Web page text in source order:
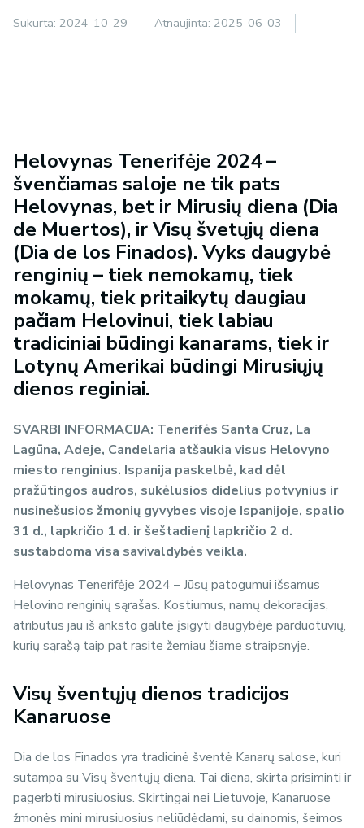
Sukurta: 2024-10-29 Atnaujinta: 2025-06-03
Helovynas Tenerifėje 2024 –
švenčiamas saloje ne tik pats
Helovynas, bet ir Mirusių diena (Dia
de Muertos), ir Visų švetųjų diena
(Dia de los Finados). Vyks daugybė
renginių – tiek nemokamų, tiek
mokamų, tiek pritaikytų daugiau
pačiam Helovinui, tiek labiau
tradiciniai būdingi kanarams, tiek ir
Lotynų Amerikai būdingi Mirusiųjų
dienos reginiai.
SVARBI INFORMACIJA: Tenerifės Santa Cruz, La
Lagūna, Adeje, Candelaria atšaukia visus Helovyno
miesto renginius. Ispanija paskelbė, kad dėl
pražūtingos audros, sukėlusios didelius potvynius ir
nusinešusios žmonių gyvybes visoje Ispanijoje, spalio
31 d., lapkričio 1 d. ir šeštadienį lapkričio 2 d.
sustabdoma visa savivaldybės veikla.
Helovynas Tenerifėje 2024 – Jūsų patogumui išsamus
Helovino renginių sąrašas. Kostiumus, namų dekoracijas,
atributus jau iš anksto galite įsigyti daugybėje parduotuvių,
kurių sąrašą taip pat rasite žemiau šiame straipsnyje.
Visų šventųjų dienos tradicijos
Kanaruose
Dia de los Finados yra tradicinė šventė Kanarų salose, kuri
sutampa su Visų šventųjų diena. Tai diena, skirta prisiminti ir
pagerbti mirusiuosius. Skirtingai nei Lietuvoje, Kanaruose
žmonės mini mirusiuosius neliūdėdami, su dainomis, šeimos